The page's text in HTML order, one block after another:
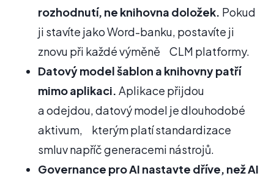
rozhodnutí, ne knihovna doložek. Pokud
ji stavíte jako Word-banku, postavíte ji
znovu při každé výměně CLM platformy.
Datový model šablon a knihovny patří
mimo aplikaci. Aplikace přijdou
a odejdou, datový model je dlouhodobé
aktivum, kterým platí standardizace
smluv napříč generacemi nástrojů.
Governance pro AI nastavte dříve, než AI